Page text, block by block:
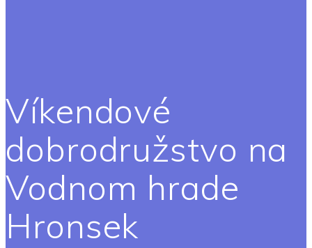
Víkendové
dobrodružstvo na
Vodnom hrade
Hronsek